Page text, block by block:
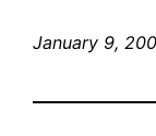
January 9,